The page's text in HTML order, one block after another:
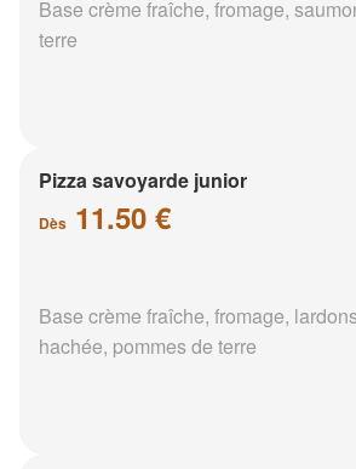
Base crème fraîche, fromage,
terre
Pizza savoyarde junior
Dès 11.50 €
Base crème fraîche, fromage,
hachée, pommes de terre